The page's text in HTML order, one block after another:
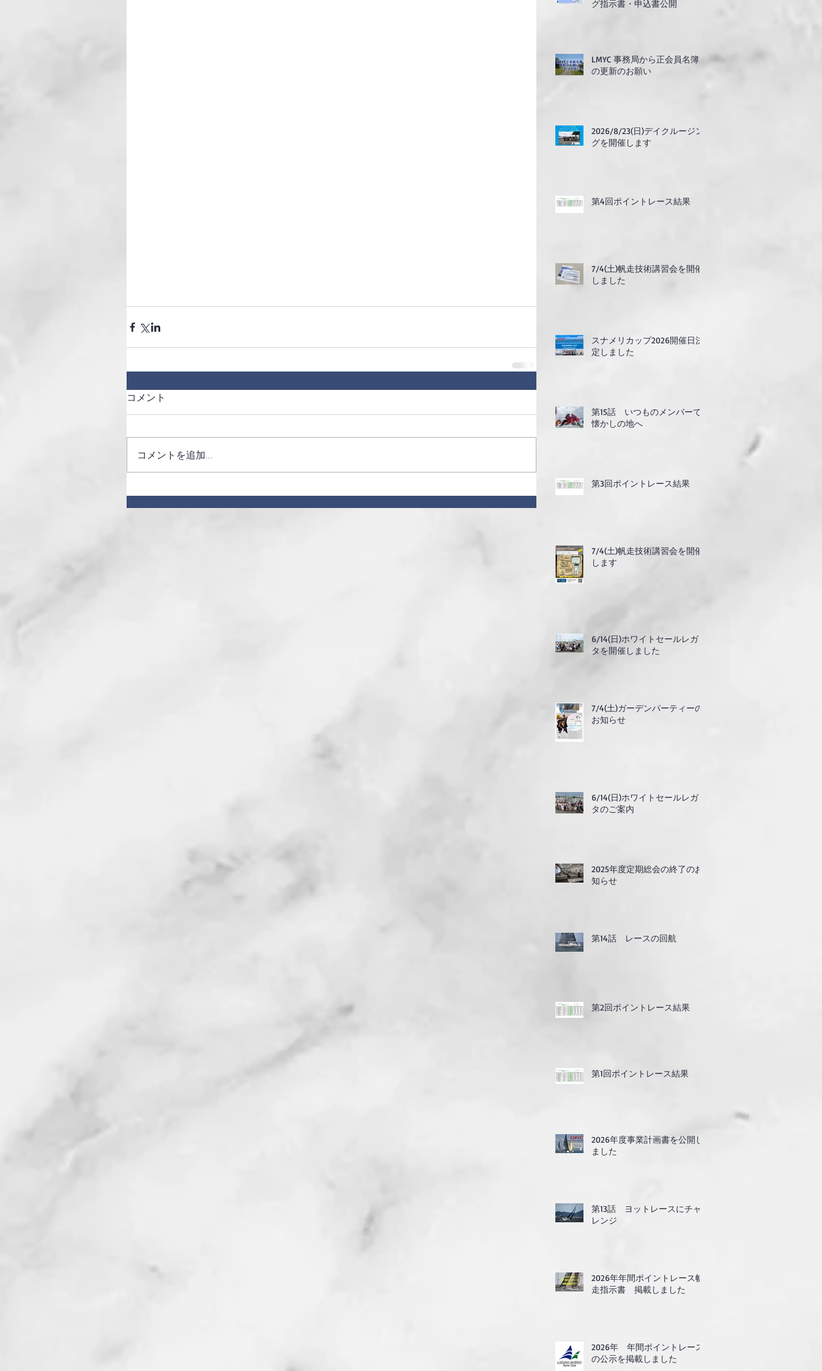
コメント
コメントを追加…
グ指示書・申込書公開
LMYC 事務局から正会員名簿
の更新のお願い
2026/8/23(日)デイクルージン
グを開催します
第4回ポイントレース結果
7/4(土)帆走技術講習会を開催
しました
スナメリカップ2026開催日決
定しました
第15話 いつものメンバーで
懐かしの地へ
第3回ポイントレース結果
7/4(土)帆走技術講習会を開催
します
6/14(日)ホワイトセールレガッ
タを開催しました
7/4(土)ガーデンパーティーの
お知らせ
6/14(日)ホワイトセールレガッ
タのご案内
2025年度定期総会の終了のお
知らせ
第14話 レースの回航
第2回ポイントレース結果
第1回ポイントレース結果
2026年度事業計画書を公開し
ました
第13話 ヨットレースにチャ
レンジ
2026年年間ポイントレース帆
走指示書 掲載しました
2026年 年間ポイントレース
の公示を掲載しました